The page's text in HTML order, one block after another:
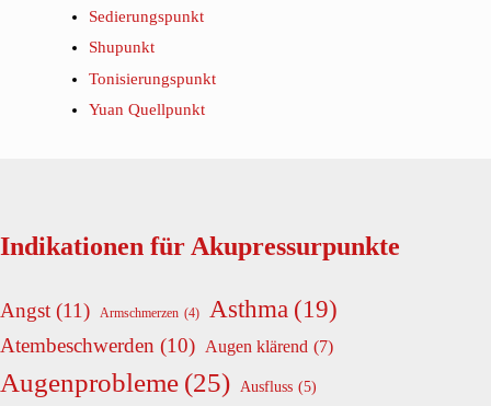
Sedierungspunkt
Shupunkt
Tonisierungspunkt
Yuan Quellpunkt
Indikationen für Akupressurpunkte
Angst (11) Armschmerzen (4) Asthma (19)
Atembeschwerden (10) Augen klärend (7)
Augenprobleme (25) Ausfluss (5)